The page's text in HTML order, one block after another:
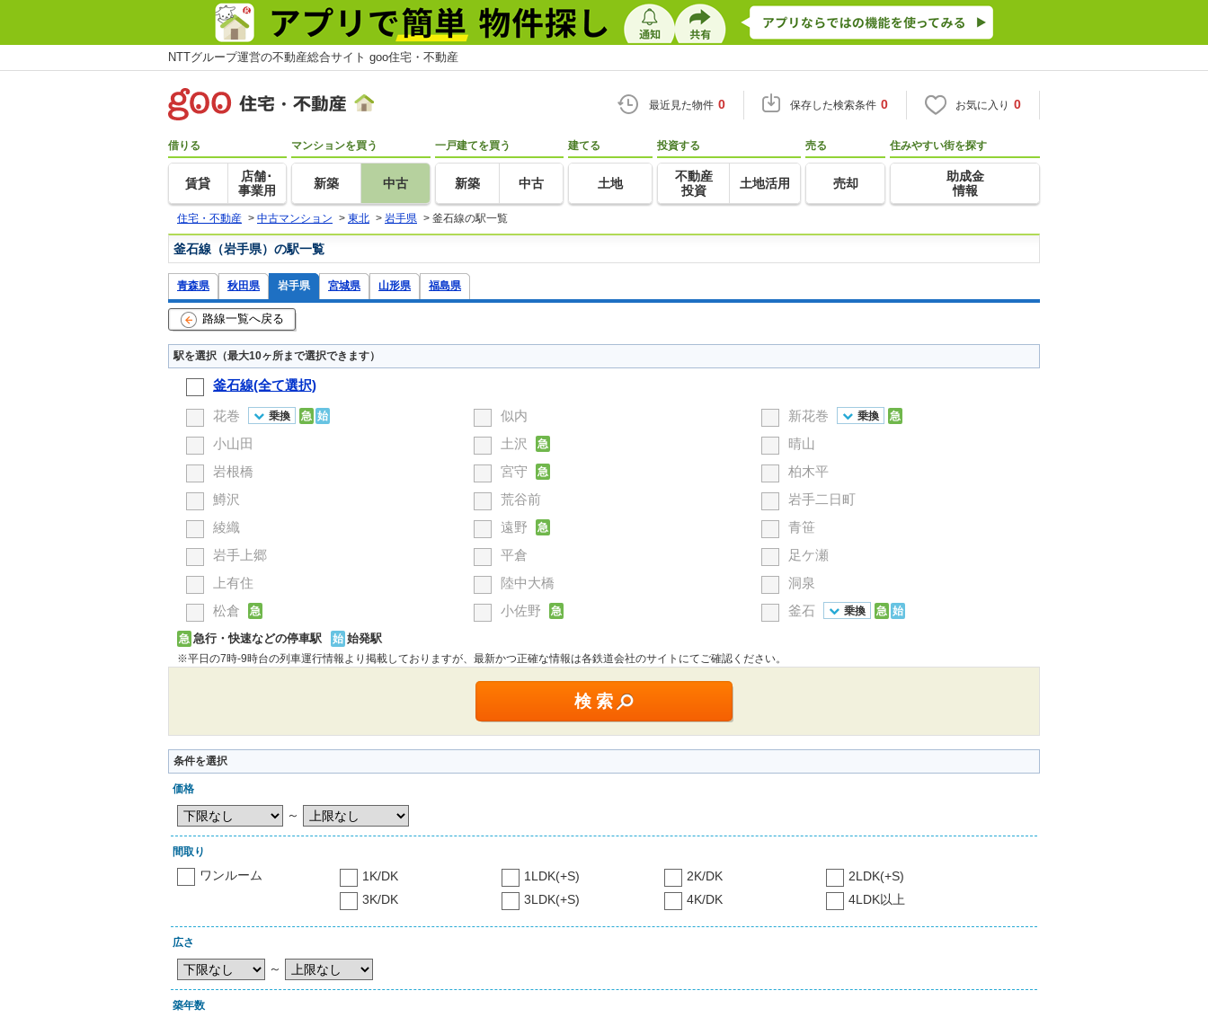
NTTグループ運営の不動産総合サイト goo住宅・不動産
最近見た物件 0 保存した検索条件 0 お気に入り 0
借りる
賃貸
店舗･
事業用
マンションを買う
新築 中古
一戸建てを買う
新築 中古
建てる
土地
投資する
不動産
投資
土地活用
売る
売却
住みやすい街を探す
助成金
情報
住宅・不動産 > 中古マンション > 東北 > 岩手県 > 釜石線の駅一覧
釜石線（岩手県）の駅一覧
青森県 秋田県 岩手県 宮城県 山形県 福島県
路線一覧へ戻る
駅を選択（最大10ヶ所まで選択できます）
釜石線(全て選択)
花巻
乗換 急 始 似内 新花巻 乗換 急
小山田 土沢 急
晴山
岩根橋
宮守 急
柏木平
鱒沢
荒谷前
岩手二日町
綾織
遠野 急
青笹
岩手上郷
平倉
足ケ瀬
上有住
陸中大橋
洞泉
松倉
急 小佐野 急 釜石 乗換 急 始
急 急行・快速などの停車駅 始 始発駅
※平日の7時-9時台の列車運行情報より掲載しておりますが、最新かつ正確な情報は各鉄道会社のサイトにてご確認ください。
条件を選択
価格
～
間取り
ワンルーム 1K/DK 1LDK(+S) 2K/DK
2LDK(+S)
3K/DK
3LDK(+S) 4K/DK 4LDK以上
広さ
～
築年数